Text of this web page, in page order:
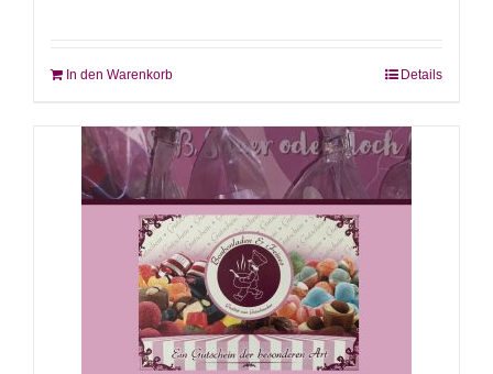
In den Warenkorb Details